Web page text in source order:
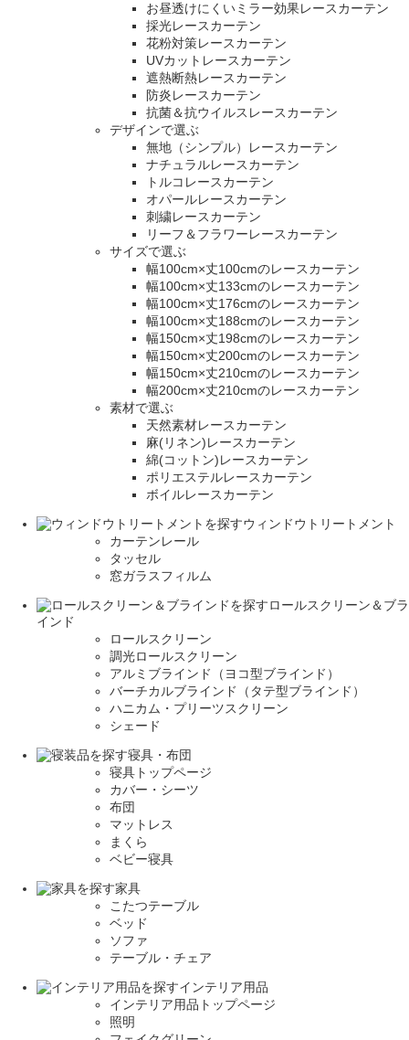
お昼透けにくいミラー効果レースカーテン
採光レースカーテン
花粉対策レースカーテン
UVカットレースカーテン
遮熱断熱レースカーテン
防炎レースカーテン
抗菌＆抗ウイルスレースカーテン
デザインで選ぶ
無地（シンプル）レースカーテン
ナチュラルレースカーテン
トルコレースカーテン
オパールレースカーテン
刺繍レースカーテン
リーフ＆フラワーレースカーテン
サイズで選ぶ
幅100cm×丈100cmのレースカーテン
幅100cm×丈133cmのレースカーテン
幅100cm×丈176cmのレースカーテン
幅100cm×丈188cmのレースカーテン
幅150cm×丈198cmのレースカーテン
幅150cm×丈200cmのレースカーテン
幅150cm×丈210cmのレースカーテン
幅200cm×丈210cmのレースカーテン
素材で選ぶ
天然素材レースカーテン
麻(リネン)レースカーテン
綿(コットン)レースカーテン
ポリエステルレースカーテン
ボイルレースカーテン
ウィンドウトリートメント
カーテンレール
タッセル
窓ガラスフィルム
ロールスクリーン＆ブラ
インド
ロールスクリーン
調光ロールスクリーン
アルミブラインド（ヨコ型ブラインド）
バーチカルブラインド（タテ型ブラインド）
ハニカム・プリーツスクリーン
シェード
寝具・布団
寝具トップページ
カバー・シーツ
布団
マットレス
まくら
ベビー寝具
家具
こたつテーブル
ベッド
ソファ
テーブル・チェア
インテリア用品
インテリア用品トップページ
照明